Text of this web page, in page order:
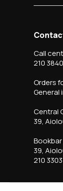
Call
210
Orders
General
Central
39,
39,
210